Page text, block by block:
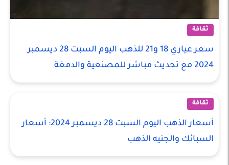
ثقافة
سعر عياري 18 و21 للذهب اليوم السبت 28 ديسمبر
2024 مع تحديث مباشر للمصنعية والدمغة
ثقافة
أسعار الذهب اليوم السبت 28 ديسمبر 2024: أسعار
السبائك والجنيه الذهب